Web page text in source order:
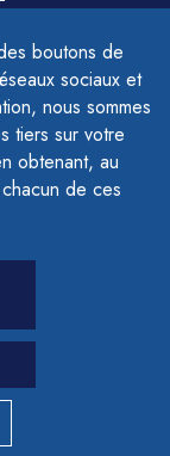
boutons de
sociaux et
nous sommes
tiers sur votre
obtenant, au
de ces
DES DONNÉES